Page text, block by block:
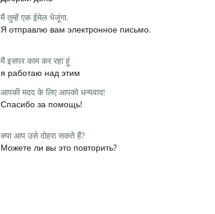
मैं तुम्हें एक ईमेल भेजूंगा.
Я отправлю вам электронное письмо.
मैं इसपर काम कर रहा हूं
я работаю над этим
आपकी मदद के लिए आपको धन्यवाद!
Спасибо за помощь!
क्या आप उसे दोहरा सकते हैं?
Можете ли вы это повторить?